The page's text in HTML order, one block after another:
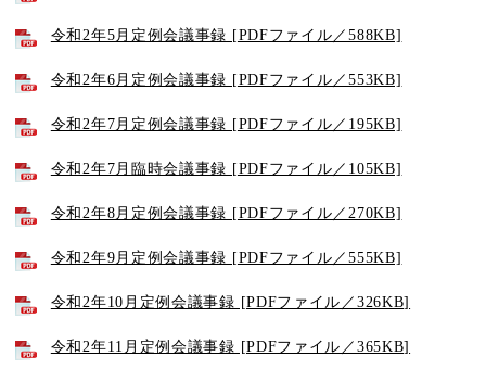
令和2年5月定例会議事録 [PDFファイル／588KB]
令和2年6月定例会議事録 [PDFファイル／553KB]
令和2年7月定例会議事録 [PDFファイル／195KB]
令和2年7月臨時会議事録 [PDFファイル／105KB]
令和2年8月定例会議事録 [PDFファイル／270KB]
令和2年9月定例会議事録 [PDFファイル／555KB]
令和2年10月定例会議事録 [PDFファイル／326KB]
令和2年11月定例会議事録 [PDFファイル／365KB]